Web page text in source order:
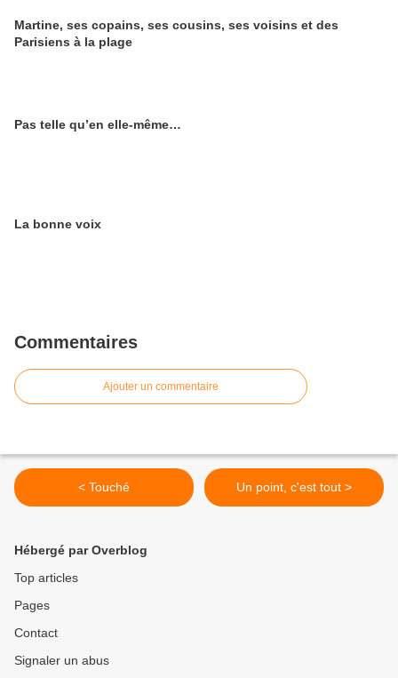
Martine, ses copains, ses cousins, ses voisins et des
Parisiens à la plage
Pas telle qu’en elle-même…
La bonne voix
Commentaires
Ajouter un commentaire
< Touché Un point, c'est tout >
Hébergé par Overblog
Top articles
Pages
Contact
Signaler un abus